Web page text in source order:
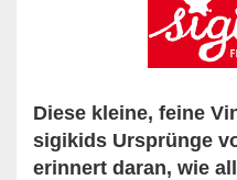
Diese kleine, feine
sigikids Ursprünge
erinnert daran, wie